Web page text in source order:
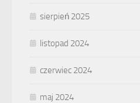
sierpień 2025
listopad 2024
czerwiec 2024
maj 2024